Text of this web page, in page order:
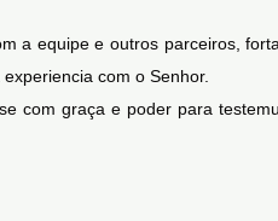
a equipe e outros parceiros,
com o Senhor.
com graça e poder para